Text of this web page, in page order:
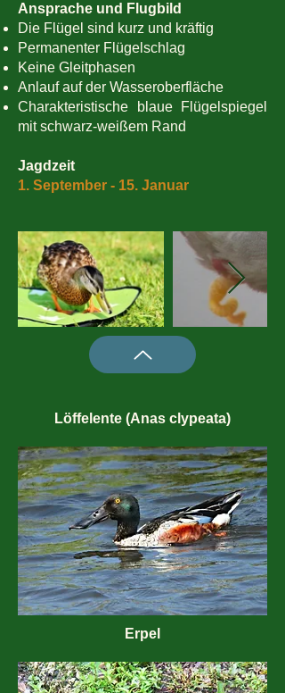
Ansprache und Flugbild
Die Flügel sind kurz und kräftig
Permanenter Flügelschlag
Keine Gleitphasen
Anlauf auf der Wasseroberfläche
Charakteristische blaue Flügelspiegel
mit schwarz-weißem Rand
Jagdzeit
1. September - 15. Januar
Löffelente (Anas clypeata)
Erpel